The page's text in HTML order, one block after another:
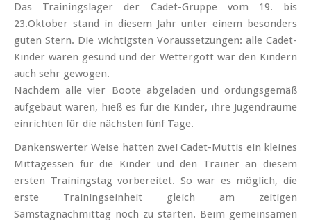
Das Trainingslager der Cadet-Gruppe vom 19. bis
23.Oktober stand in diesem Jahr unter einem besonders
guten Stern. Die wichtigsten Voraussetzungen: alle Cadet-
Kinder waren gesund und der Wettergott war den Kindern
auch sehr gewogen.
Nachdem alle vier Boote abgeladen und ordungsgemäß
aufgebaut waren, hieß es für die Kinder, ihre Jugendräume
einrichten für die nächsten fünf Tage.
Dankenswerter Weise hatten zwei Cadet-Muttis ein kleines
Mittagessen für die Kinder und den Trainer an diesem
ersten Trainingstag vorbereitet. So war es möglich, die
erste Trainingseinheit gleich am zeitigen
Samstagnachmittag noch zu starten. Beim gemeinsamen